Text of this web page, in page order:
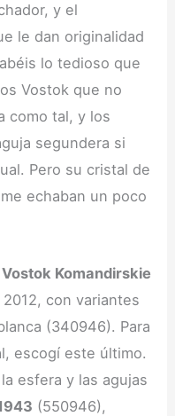
y el
le dan originalidad
lo tedioso que
Vostok que no
como tal, y los
segundera si
Pero su cristal de
echaban un poco
Vostok Komandirskie
con variantes
(340946). Para
escogí este último.
esfera y las agujas
(550946),